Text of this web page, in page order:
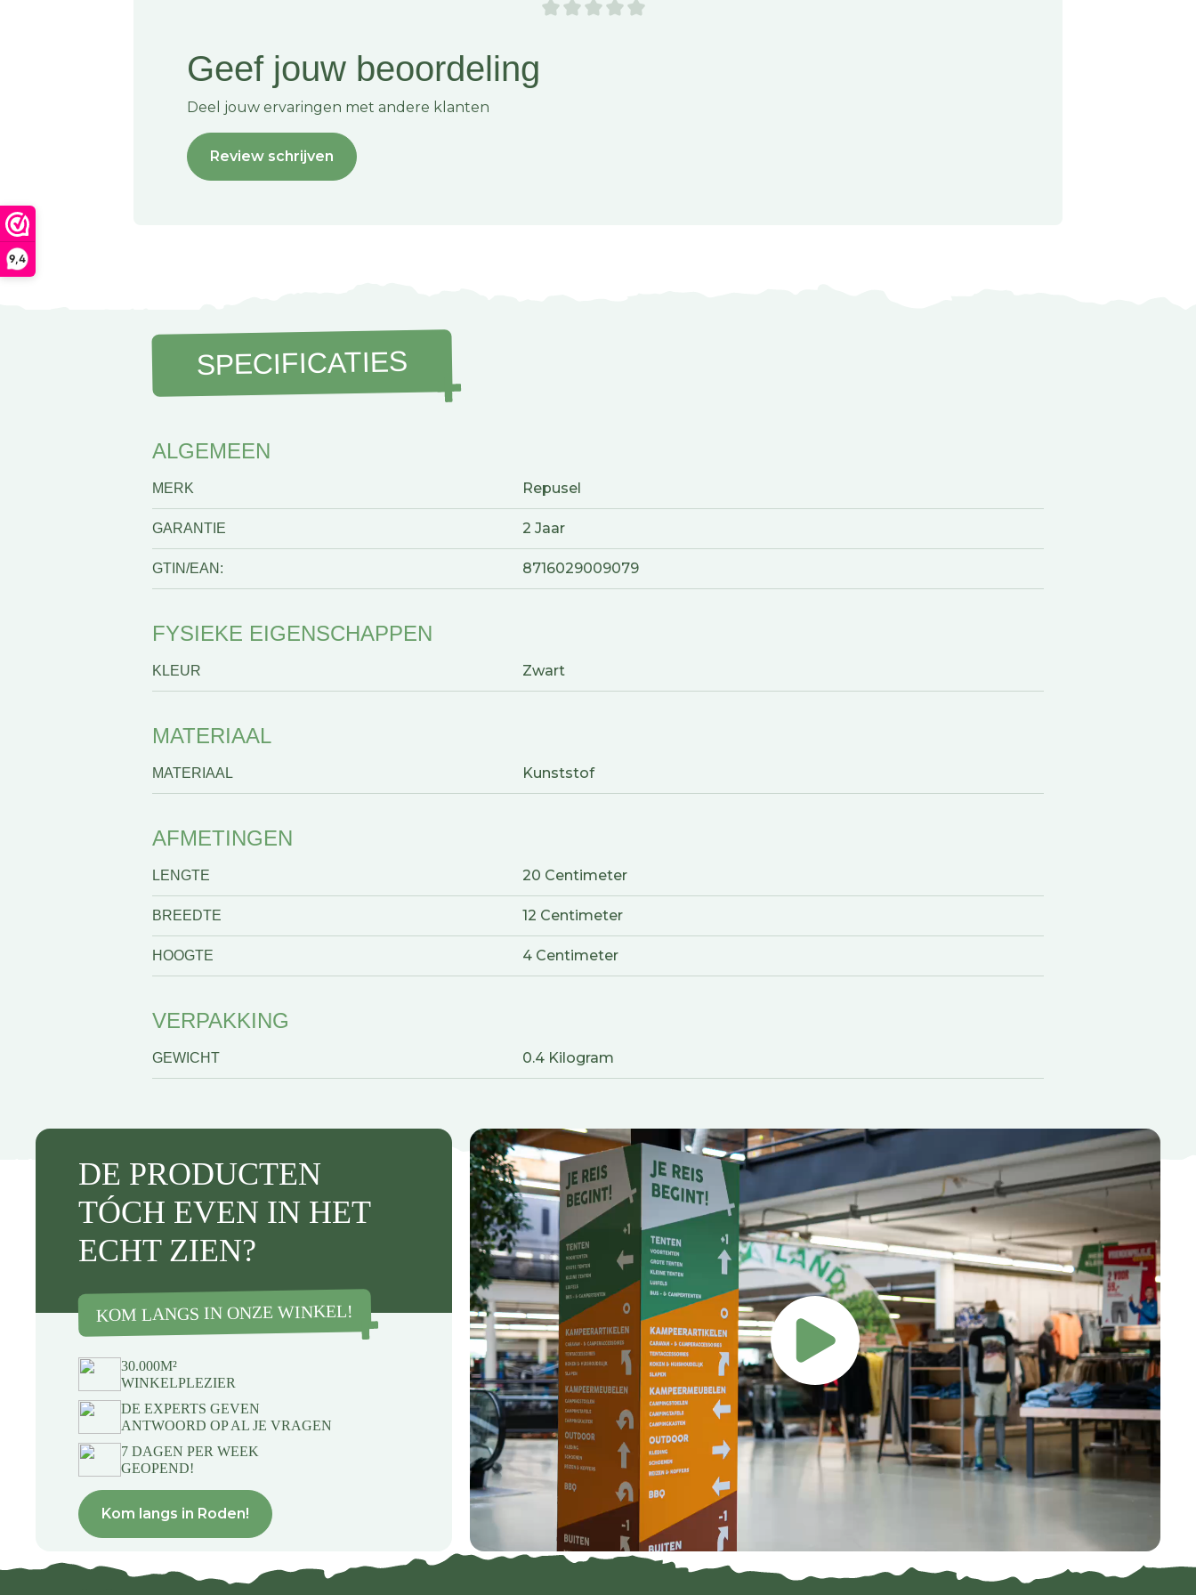
9,4
eenvoudig los erbij als je ze nodig hebt.
Waarom kunststof in plaats van rubber?
verloop van tijd, dit klemstuk gaat daardoor een stuk langer mee.
Geef jouw beoordeling
Deel jouw ervaringen met andere klanten
Review schrijven
SPECIFICATIES
ALGEMEEN
MERK Repusel
GARANTIE 2 Jaar
GTIN/EAN: 8716029009079
FYSIEKE EIGENSCHAPPEN
KLEUR Zwart
MATERIAAL
MATERIAAL Kunststof
AFMETINGEN
LENGTE 20 Centimeter
BREEDTE 12 Centimeter
HOOGTE 4 Centimeter
VERPAKKING
GEWICHT 0.4 Kilogram
DE PRODUCTEN
TÓCH EVEN IN HET
ECHT ZIEN?
KOM LANGS IN ONZE WINKEL!
30.000M²
WINKELPLEZIER
DE EXPERTS GEVEN
ANTWOORD OP AL JE VRAGEN
7 DAGEN PER WEEK
GEOPEND!
Kom langs in Roden!